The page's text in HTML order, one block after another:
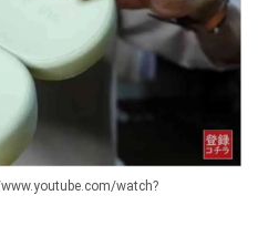
watch?